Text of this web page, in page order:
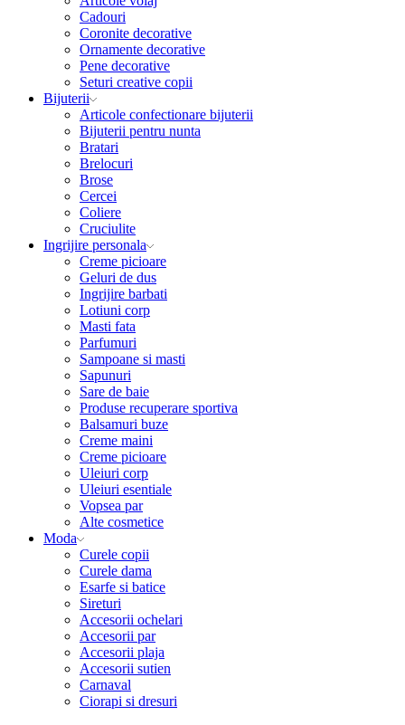
Cadouri
Coronite decorative
Ornamente decorative
Pene decorative
Seturi creative copii
Bijuterii
Articole confectionare bijuterii
Bijuterii pentru nunta
Bratari
Brelocuri
Brose
Cercei
Coliere
Cruciulite
Ingrijire personala
Creme picioare
Geluri de dus
Ingrijire barbati
Lotiuni corp
Masti fata
Parfumuri
Sampoane si masti
Sapunuri
Sare de baie
Produse recuperare sportiva
Balsamuri buze
Creme maini
Creme picioare
Uleiuri corp
Uleiuri esentiale
Vopsea par
Alte cosmetice
Moda
Curele copii
Curele dama
Esarfe si batice
Sireturi
Accesorii ochelari
Accesorii par
Accesorii plaja
Accesorii sutien
Carnaval
Ciorapi si dresuri